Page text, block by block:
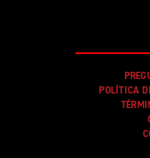
POLÍTICA